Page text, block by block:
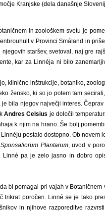
Kranjske (dela današnje
in zoološkem svetu je
v Provinci Småland in
njegovih staršev, svetoval, naj gre
kar za Linnéja ni bilo
klinične inštrukcije, botaniko,
žensko, ki so jo potem tam
bila njegov največji interes. Čeprav
Andres Celsius je določil
k njim na hrano. Še bolj
postalo dostopno. Ob novem
Plantarum, uvod v
pa je zelo jasno in dobro
bi pomagal pri vajah v
poročen. Linné se je tako
in njihove razporeditve